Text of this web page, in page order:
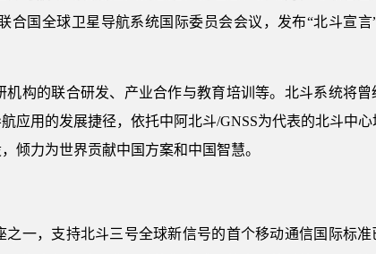
国全球卫星导航系统国际委员会会议，发布“北斗宣言
构的联合研发、产业合作与教育培训等。北斗系统将曾
应用的发展捷径，依托中阿北斗/GNSS为代表的北斗中
倾力为世界贡献中国方案和中国智慧。
一，支持北斗三号全球新信号的首个移动通信国际标准